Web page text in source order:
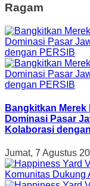
Ragam
Bangkitkan
Dominasi Pasar
Kolaborasi
Jumat, 7 Agustus